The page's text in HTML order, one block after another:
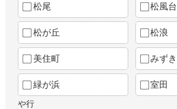
松尾 松風台
松が丘 松浪
美住町 みずき
緑が浜 室田
や行